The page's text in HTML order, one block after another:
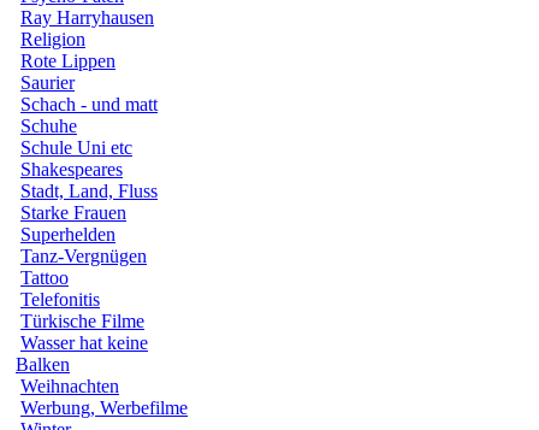
Ray Harryhausen
Religion
Rote Lippen
Saurier
Schach - und matt
Schuhe
Schule Uni etc
Shakespeares
Stadt, Land, Fluss
Starke Frauen
Superhelden
Tanz-Vergnügen
Tattoo
Telefonitis
Türkische Filme
Wasser hat keine
Balken
Weihnachten
Werbung, Werbefilme